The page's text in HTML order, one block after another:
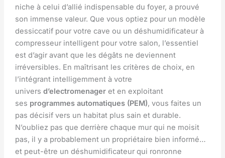
niche à celui d’allié indispensable du foyer, a prouvé
son immense valeur. Que vous optiez pour un modèle
dessiccatif pour votre cave ou un déshumidificateur à
compresseur intelligent pour votre salon, l’essentiel
est d’agir avant que les dégâts ne deviennent
irréversibles. En maîtrisant les critères de choix, en
l’intégrant intelligemment à votre
univers d’electromenageret en exploitant
ses programmes automatiques (PEM), vous faites un
pas décisif vers un habitat plus sain et durable.
N’oubliez pas que derrière chaque mur qui ne moisit
pas, il y a probablement un propriétaire bien informé…
et peut-être un déshumidificateur qui ronronne